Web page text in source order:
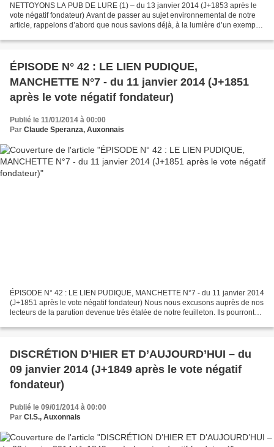
NETTOYONS LA PUB DE LURE (1) – du 13 janvier 2014 (J+1853 après le
vote négatif fondateur) Avant de passer au sujet environnemental de notre
article, rappelons d’abord que nous savions déjà, à la lumière d’un exemple
ÉPISODE N° 42 : LE LIEN PUDIQUE,
MANCHETTE N°7 - du 11 janvier 2014 (J+1851
après le vote négatif fondateur)
Publié le 11/01/2014 à 00:00
Par Claude Speranza, Auxonnais
ÉPISODE N° 42 : LE LIEN PUDIQUE, MANCHETTE N°7 - du 11 janvier 2014
(J+1851 après le vote négatif fondateur) Nous nous excusons auprès de nos
lecteurs de la parution devenue très étalée de notre feuilleton. Ils pourront
DISCRÉTION D’HIER ET D’AUJOURD’HUI – du
09 janvier 2014 (J+1849 après le vote négatif
fondateur)
Publié le 09/01/2014 à 00:00
Par Cl.S., Auxonnais